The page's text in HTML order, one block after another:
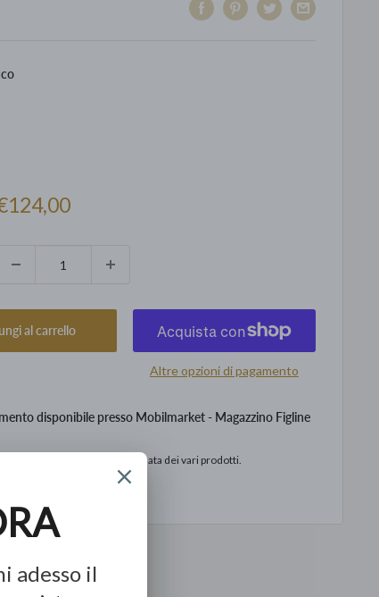
al carrello
Altre opzioni di pagamento
disponibile presso Mobilmarket - Magazzino Figline
base alla data di consegna stimata dei vari prodotti.